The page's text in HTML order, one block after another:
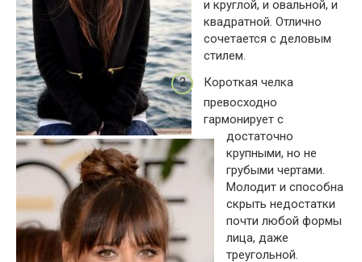
и круглой, и овальной, и
квадратной. Отлично
сочетается с деловым
стилем.
Короткая челка
превосходно
гармонирует с
достаточно
крупными, но не
грубыми чертами.
Молодит и способна
скрыть недостатки
почти любой формы
лица, даже
треугольной.